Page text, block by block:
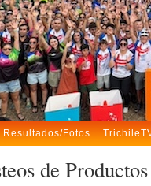
Resultados/Fotos
de Productos